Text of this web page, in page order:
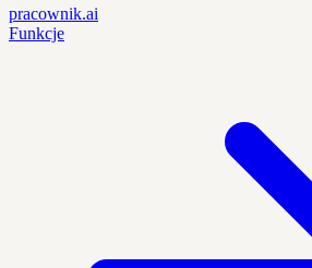
pracownik.ai
Funkcje